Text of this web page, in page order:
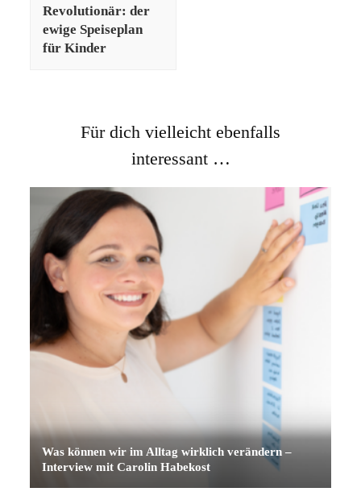
Revolutionär: der
ewige Speiseplan
für Kinder
Für dich vielleicht ebenfalls
interessant …
Was können wir im Alltag wirklich verändern –
Interview mit Carolin Habekost